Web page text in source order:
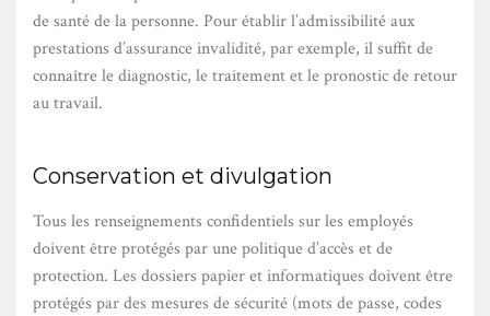
de santé de la personne. Pour établir l’admissibilité aux
prestations d’assurance invalidité, par exemple, il suffit de
connaître le diagnostic, le traitement et le pronostic de retour
au travail.
Conservation et divulgation
Tous les renseignements confidentiels sur les employés
doivent être protégés par une politique d’accès et de
protection. Les dossiers papier et informatiques doivent être
protégés par des mesures de sécurité (mots de passe, codes